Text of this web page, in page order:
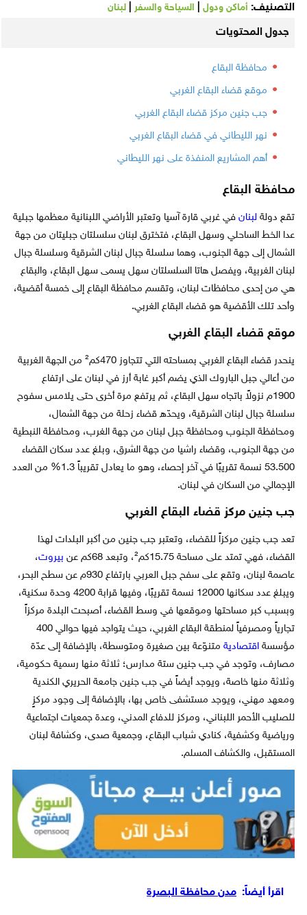
التصنيف: أماكن ودول| السياحة والسفر| لبنان
جدول المحتويات
محافظة البقاع
موقع قضاء البقاع الغربي
جب جنين مركز قضاء البقاع الغربي
نهر الليطاني في قضاء البقاع الغربي
أهم المشاريع المنفذة على نهر الليطاني
محافظة البقاع
تقع دولة لبنانفي غربي قارة آسيا وتعتبر الأراضي اللبنانية معظمها جبلية
عدا الخط الساحلي وسهل البقاع، فتخترق لبنان سلسلتان جبليتان من جهة
الشمال إلى جهة الجنوب، وهما سلسلة جبال لبنان الشرقية وسلسلة جبال
لبنان الغربية، ويفصل هاتا السلسلتان سهل يسمى سهل البقاع، والبقاع
هي من إحدى محافظات لبنان، وتقسم محافظة البقاع إلى خمسة أقضية،
وأحد تلك الأقضية هو قضاء البقاع الغربي.
موقع قضاء البقاع الغربي
ينحدر قضاء البقاع الغربي بمساحته التي تتجاوز 470كم² من الجهة الغربية
من أعالي جبل الباروك الذي يضم أكبر غابة أرز في لبنان على ارتفاع
1900م نزولاً باتجاه سهل البقاع، ثم يرتفع مرة أخرى حتى يلامس سفوح
سلسلة جبال لبنان الشرقية، ويحدّه قضاء زحلة من جهة الشمال،
ومحافظة الجنوب ومحافظة جبل لبنان من جهة الغرب، ومحافظة النبطية
من جهة الجنوب، وقضاء راشيا من جهة الشرق، وبلغ عدد سكان القضاء
53.500 نسمة تقريبًا في آخر إحصاء، وهو ما يعادل تقريباً 1.3% من العدد
الإجمالي من السكان في لبنان.
جب جنين مركز قضاء البقاع الغربي
تعد جب جنين مركزاً للقضاء، وتعتبر جب جنين من أكبر البلدات لهذا
القضاء، فهي تمتد على مساحة 15.75كم²، وتبعد 68كم عن
بيروت،
عاصمة لبنان، وتقع على سفح جبل العربي بارتفاع 930م عن سطح البحر،
ويبلغ عدد سكانها 12000 نسمة تقريبًا، وفيها قرابة 4200 وحدة سكنية،
وبسبب كبر مساحتها وموقعها في وسط القضاء، أصبحت البلدة مركزاً
تجارياً ومصرفياً لمنطقة البقاع الغربي، حيث يتواجد فيها حوالي 400
مؤسسة اقتصاديةمتنوّعة بين صغيرة ومتوسطة، بالإضافة إلى عدّة
مصارف، وتوجد في جب جنين ستة مدارس؛ ثلاثة منها رسمية حكومية،
وثلاثة منها خاصة، ويوجد أيضاً في جب جنين جامعة الحريري الكندية
ومعهد مهني، ويوجد مستشفى خاص بها، بالإضافة إلى وجود مركزٍ
للصليب الأحمر اللبناني، ومركز للدفاع المدني، وعدة جمعيات اجتماعية
ورياضية وكشفية، كنادي شباب البقاع، وجمعية صدى، وكشافة لبنان
المستقبل، والكشاف المسلم.
اقرأ أيضاً: مدن محافظة البصرة